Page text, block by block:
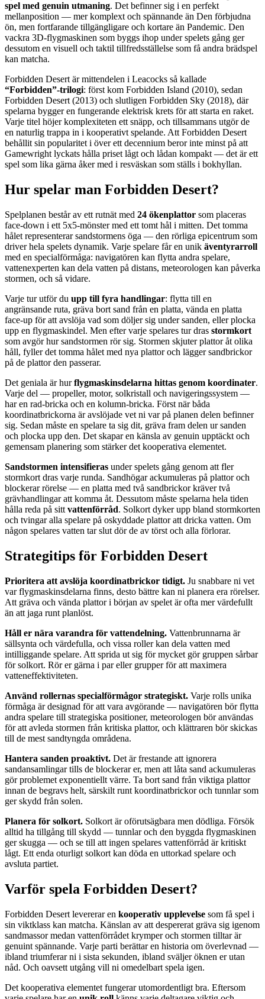
spel med genuin utmaning. Det befinner sig i en perfekt
mellanposition — mer komplext och spännande än Den förbjudna
ön, men fortfarande tillgängligare och kortare än Pandemic. Den
vackra 3D-flygmaskinen som byggs ihop under spelets gång ger
dessutom en visuell och taktil tillfredsställelse som få andra brädspel
kan matcha.
Forbidden Desert är mittendelen i Leacocks så kallade
“Forbidden”-trilogi: först kom Forbidden Island (2010), sedan
Forbidden Desert (2013) och slutligen Forbidden Sky (2018), där
spelarna bygger en fungerande elektrisk krets för att starta en raket.
Varje titel höjer komplexiteten ett snäpp, och tillsammans utgör de
en naturlig trappa in i kooperativt spelande. Att Forbidden Desert
behållit sin popularitet i över ett decennium beror inte minst på att
Gamewright lyckats hålla priset lågt och lådan kompakt — det är ett
spel som lika gärna åker med i resväskan som ställs i bokhyllan.
Hur spelar man Forbidden Desert?
Spelplanen består av ett rutnät med 24 ökenplattor som placeras
face-down i ett 5x5-mönster med ett tomt hål i mitten. Det tomma
hålet representerar sandstormens öga — den rörliga epicentrum som
driver hela spelets dynamik. Varje spelare får en unik äventyrarroll
med en specialförmåga: navigatören kan flytta andra spelare,
vattenexperten kan dela vatten på distans, meteorologen kan påverka
stormen, och så vidare.
Varje tur utför du upp till fyra handlingar: flytta till en
angränsande ruta, gräva bort sand från en platta, vända en platta
face-up för att avslöja vad som döljer sig under sanden, eller plocka
upp en flygmaskindel. Men efter varje spelares tur dras stormkort
som avgör hur sandstormen rör sig. Stormen skjuter plattor åt olika
håll, fyller det tomma hålet med nya plattor och lägger sandbrickor
på de plattor den passerar.
Det geniala är hurflygmaskinsdelarna hittas genom koordinater.
Varje del — propeller, motor, solkristall och navigeringssystem —
har en rad-bricka och en kolumn-bricka. Först när båda
koordinatbrickorna är avslöjade vet ni var på planen delen befinner
sig. Sedan måste en spelare ta sig dit, gräva fram delen ur sanden
och plocka upp den. Det skapar en känsla av genuin upptäckt och
gemensam planering som stärker det kooperativa elementet.
Sandstormen intensifieras under spelets gång genom att fler
stormkort dras varje runda. Sandhögar ackumuleras på plattor och
blockerar rörelse — en platta med två sandbrickor kräver två
grävhandlingar att komma åt. Dessutom måste spelarna hela tiden
hålla reda på sitt vattenförråd. Solkort dyker upp bland stormkorten
och tvingar alla spelare på oskyddade plattor att dricka vatten. Om
någon spelares vatten tar slut dör de av törst och alla förlorar.
Strategitips för Forbidden Desert
Prioritera att avslöja koordinatbrickor tidigt. Ju snabbare ni vet
var flygmaskinsdelarna finns, desto bättre kan ni planera era rörelser.
Att gräva och vända plattor i början av spelet är ofta mer värdefullt
än att jaga runt planlöst.
Håll er nära varandra för vattendelning. Vattenbrunnarna är
sällsynta och värdefulla, och vissa roller kan dela vatten med
intilliggande spelare. Att sprida ut sig för mycket gör gruppen sårbar
för solkort. Rör er gärna i par eller grupper för att maximera
vatteneffektiviteten.
Använd rollernas specialförmågor strategiskt. Varje rolls unika
förmåga är designad för att vara avgörande — navigatören bör flytta
andra spelare till strategiska positioner, meteorologen bör användas
för att avleda stormen från kritiska plattor, och klättraren bör skickas
till de mest sandtyngda områdena.
Hantera sanden proaktivt. Det är frestande att ignorera
sandansamlingar tills de blockerar er, men att låta sand ackumuleras
gör problemet exponentiellt värre. Ta bort sand från viktiga plattor
innan de begravs helt, särskilt runt koordinatbrickor och tunnlar som
ger skydd från solen.
Planera för solkort. Solkort är oförutsägbara men dödliga. Försök
alltid ha tillgång till skydd — tunnlar och den byggda flygmaskinen
ger skugga — och se till att ingen spelares vattenförråd är kritiskt
lågt. Ett enda oturligt solkort kan döda en uttorkad spelare och
avsluta partiet.
Varför spela Forbidden Desert?
Forbidden Desert levererar en kooperativ upplevelse som få spel i
sin viktklass kan matcha. Känslan av att despererat gräva sig igenom
sandmassor medan vattenförrådet krymper och stormen tilltar är
genuint spännande. Varje parti berättar en historia om överlevnad —
ibland triumferar ni i sista sekunden, ibland sväljer öknen er utan
nåd. Och oavsett utgång vill ni omedelbart spela igen.
Det kooperativa elementet fungerar utomordentligt bra. Eftersom